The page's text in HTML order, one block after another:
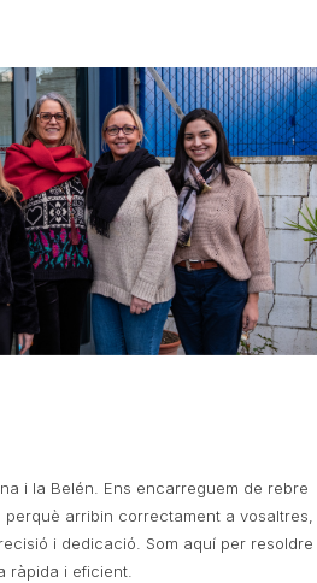
i la Belén. Ens encarreguem de rebre
arribin correctament a vosaltres,
i dedicació. Som aquí per resoldre
ràpida i eficient.